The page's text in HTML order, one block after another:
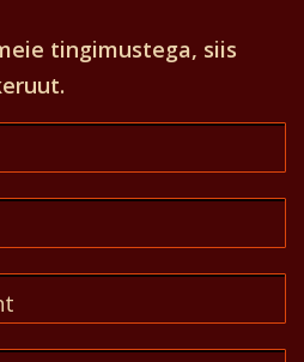
tingimustega, siis